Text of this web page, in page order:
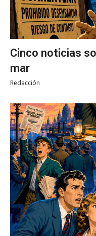
Cinco noticias
mar
Redacción